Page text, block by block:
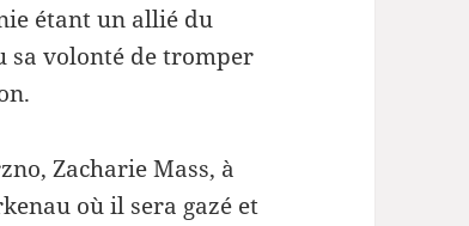
étant un allié du
sa volonté de tromper
Zacharie Mass, à
où il sera gazé et